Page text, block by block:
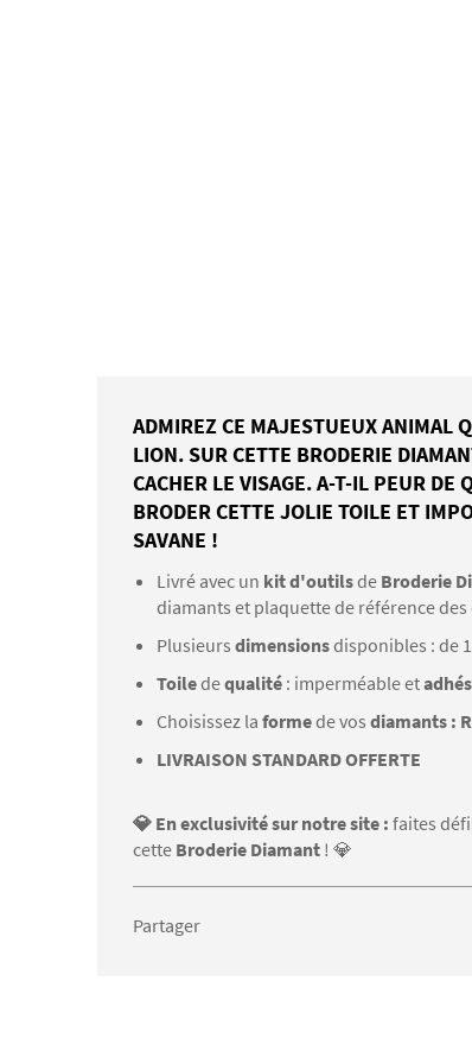
ADMIREZ CE MAJESTUEUX ANIMAL
LION. SUR CETTE BRODERIE
CACHER LE VISAGE. A-T-IL PEUR DE
BRODER CETTE JOLIE TOILE ET
SAVANE !
Livré avec un kit d'outilsde Broderie
diamants et plaquette de référence
Plusieurs dimensionsdisponibles : de
Toiledequalité : imperméable et
Choisissez la formede vos diamants :
LIVRAISON STANDARD OFFERTE
💎 En exclusivité sur notre site : faites
cette Broderie Diamant ! 💎
Partager